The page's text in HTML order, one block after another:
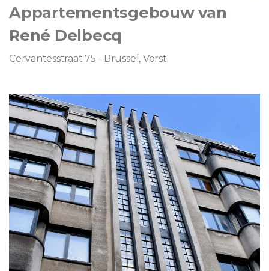
Appartementsgebouw van
René Delbecq
Cervantesstraat 75 - Brussel, Vorst